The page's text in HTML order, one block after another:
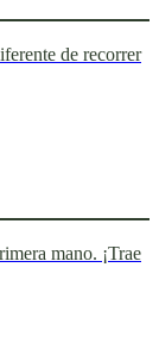
de recorrer
mano. ¡Trae